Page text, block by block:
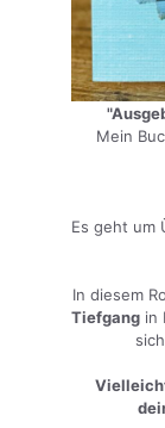
Mein
Es geht um
In diesem
Tiefgang in